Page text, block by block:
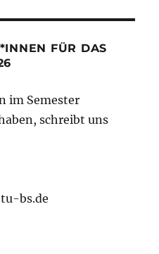
FÜR DAS
im Semester
schreibt uns
bs.de